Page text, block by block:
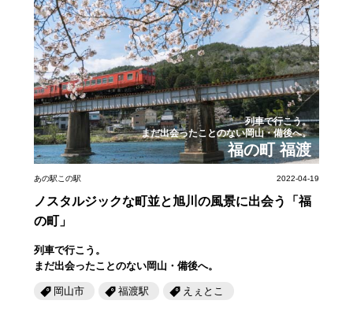
列車で行こう。
まだ出会ったことのない岡山・備後へ。
福の町 福渡
あの駅この駅 2022-04-19
ノスタルジックな町並と旭川の風景に出会う「福
の町」
列車で行こう。
まだ出会ったことのない岡山・備後へ。
岡山市 福渡駅 えぇとこ